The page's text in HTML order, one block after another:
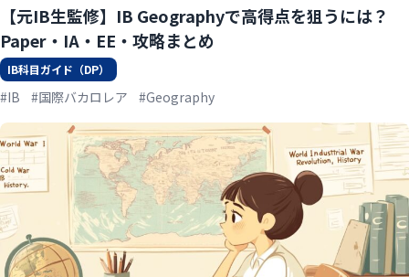
【元IB生監修】IB Geographyで高得点を狙うには？
Paper・IA・EE・攻略まとめ
IB科目ガイド（DP）
#IB #国際バカロレア #Geography